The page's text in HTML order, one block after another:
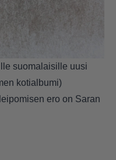
suomalaisille uusi
kotialbumi)
ero on Saran